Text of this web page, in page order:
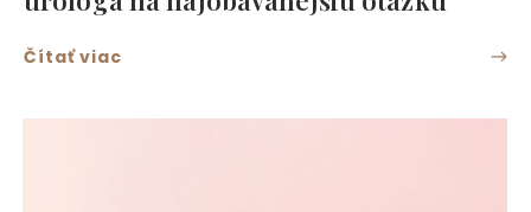
Čítať viac